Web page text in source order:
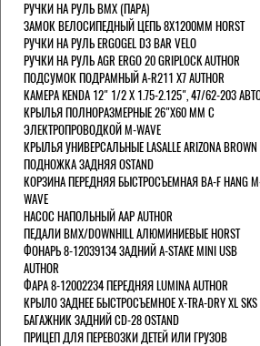
РУЧКИ НА РУЛЬ BMX (ПАРА)
ЗАМОК ВЕЛОCИПЕДНЫЙ ЦЕПЬ 8Х1200ММ HORST
РУЧКИ НА РУЛЬ ERGOGEL D3 BAR VELO
РУЧКИ НА РУЛЬ AGR ERGO 20 GRIPLOCK AUTHOR
ПОДСУМОК ПОДРАМНЫЙ A-R211 X7 AUTHOR
КАМЕРА KENDA 12" 1/2 Х 1.75-2.125", 47/62-203
КРЫЛЬЯ ПОЛНОРАЗМЕРНЫЕ 26"Х60 ММ С
ЭЛЕКТРОПРОВОДКОЙ M-WAVE
КРЫЛЬЯ УНИВЕРСАЛЬНЫЕ LASALLE ARIZONA BROWN
ПОДНОЖКА ЗАДНЯЯ OSTAND
КОРЗИНА ПЕРЕДНЯЯ БЫСТРОСЪЕМНАЯ BA-F HANG
WAVE
НАСОС НАПОЛЬНЫЙ AAP AUTHOR
ПЕДАЛИ BMX/DOWNHILL АЛЮМИНИЕВЫЕ HORST
ФОНАРЬ 8-12039134 ЗАДНИЙ A-STAKE MINI USB
AUTHOR
ФАРА 8-12002234 ПЕРЕДНЯЯ LUMINA AUTHOR
КРЫЛО ЗАДНЕЕ БЫСТРОСЪЕМНОЕ X-TRA-DRY XL SKS
БАГАЖНИК ЗАДНИЙ CD-28 OSTAND
ПРИЦЕП ДЛЯ ПЕРЕВОЗКИ ДЕТЕЙ ИЛИ ГРУЗОВ